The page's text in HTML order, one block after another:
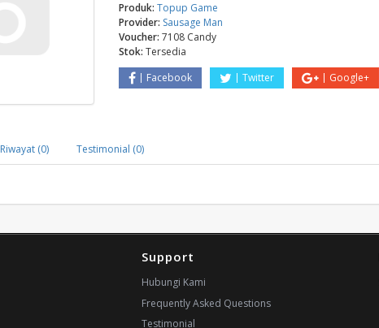
Produk: Topup Game
Provider: Sausage Man
Voucher: 7108 Candy
Stok: Tersedia
Facebook
Twitter Google+
Riwayat (0) Testimonial (0)
Support
Hubungi Kami
Frequently Asked Questions
Testimonial